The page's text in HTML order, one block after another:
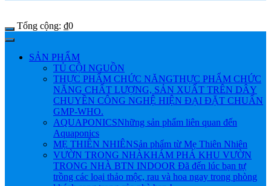
Tổng cộng: ₫0
SẢN PHẨM
TỦ CỘI NGUỒN
THỰC PHẨM CHỨC NĂNGTHỰC PHẨM CHỨC
NĂNG CHẤT LƯỢNG, SẢN XUẤT TRÊN DÂY
CHUYỀN CÔNG NGHỆ HIỆN ĐẠI ĐẶT CHUẨN
GMP-WHO.
AQUAPONICSNhững sản phẩm liên quan đến
Aquaponics
MẸ THIÊN NHIÊNSản phẩm từ Mẹ Thiên Nhiên
VƯỜN TRONG NHÀKHÁM PHÁ KHU VƯỜN
TRONG NHÀ BTN INDOOR Đã đến lúc bạn tự
trồng các loại thảo mộc, rau và hoa ngay trong phòng